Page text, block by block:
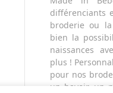
différenciants
broderie ou
bien la
naissances
plus !
pour nos
un bavoir, un